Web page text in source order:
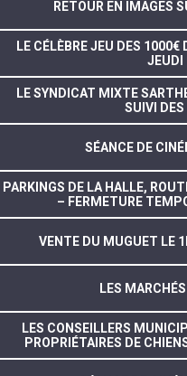
RETOUR EN IMAGES
LE CÉLÈBRE JEU DES 1000€
JEUDI
LE SYNDICAT MIXTE
SUIVI DES
SÉANCE DE
PARKINGS DE LA HALLE,
– FERMETURE
VENTE DU MUGUET LE
LES
LES CONSEILLERS
PROPRIÉTAIRES DE